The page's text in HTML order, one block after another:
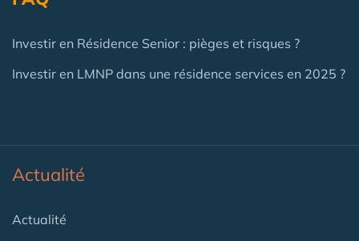
Investir en Résidence Senior : pièges et risques ?
Investir en LMNP dans une résidence services en 2025 ?
Actualité
Actualité